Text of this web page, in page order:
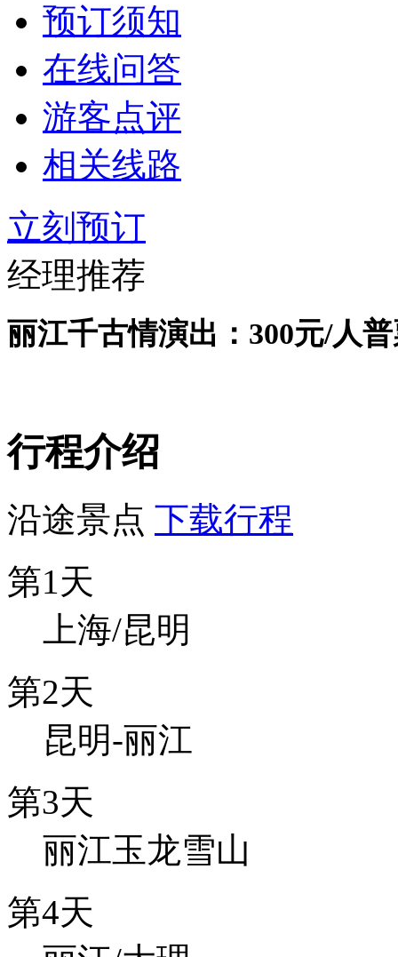
预订须知
在线问答
游客点评
相关线路
立刻预订
经理推荐
丽江千古情演出： 300元/人
行程介绍
沿途景点 下载行程
第1天
上海/昆明
第2天
昆明-丽江
第3天
丽江玉龙雪山
第4天